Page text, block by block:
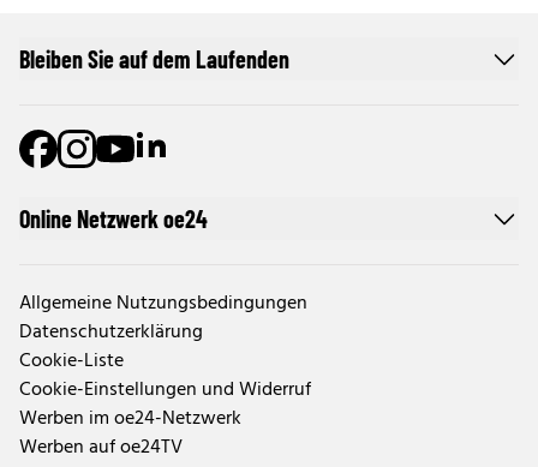
Online Netzwerk oe24
Allgemeine Nutzungsbedingungen
Datenschutzerklärung
Cookie-Liste
Cookie-Einstellungen und Widerruf
Werben im oe24-Netzwerk
Werben auf oe24TV
Bleiben Sie auf dem Laufenden